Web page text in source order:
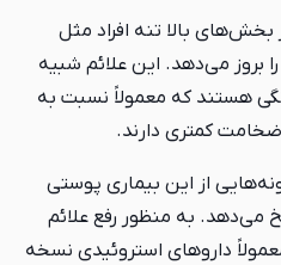
بالا تنه افراد مثل
بروز می‌دهد. این علائم شبیه
هستند که معمولاً نسبت به
کمتری دارند.
از این بیماری پوستی
می‌دهد. به منظور رفع علائم
داروهای استروئیدی نسخه